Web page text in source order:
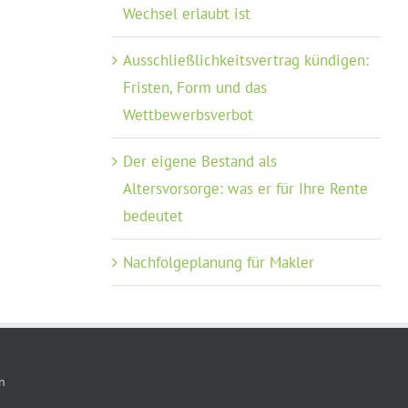
Wechsel erlaubt ist
Ausschließlichkeitsvertrag kündigen:
Fristen, Form und das
Wettbewerbsverbot
Der eigene Bestand als
Altersvorsorge: was er für Ihre Rente
bedeutet
Nachfolgeplanung für Makler